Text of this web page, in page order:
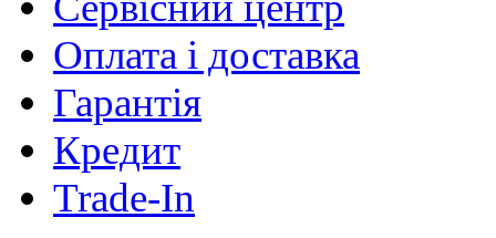
Оплата і доставка
Гарантія
Кредит
Trade-In